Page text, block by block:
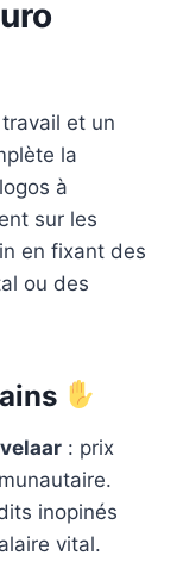
et un
la
à
sur les
en fixant des
ou des
: prix
inopinés
vital.